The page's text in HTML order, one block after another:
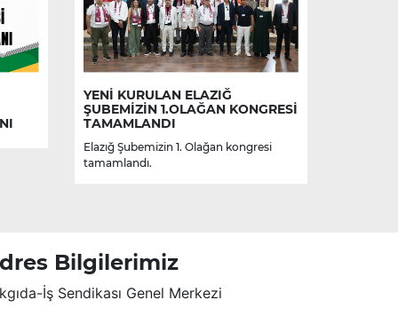
YENİ KURULAN ELAZIĞ
ŞUBEMİZİN 1.OLAĞAN KONGRESİ
TAMAMLANDI
Elazığ Şubemizin 1. Olağan kongresi
tamamlandı.
Bilgilerimiz
İş Sendikası Genel Merkezi